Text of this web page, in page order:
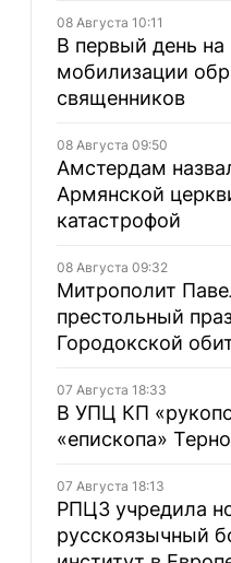
08 Августа 10:11
В первый день
мобилизации
священников
08 Августа 09:50
Амстердам
Армянской
катастрофой
08 Августа 09:32
Митрополит
престольный
Городокской
07 Августа 18:33
В УПЦ КП
«епископа»
07 Августа 18:13
РПЦЗ учредила
русскоязычный